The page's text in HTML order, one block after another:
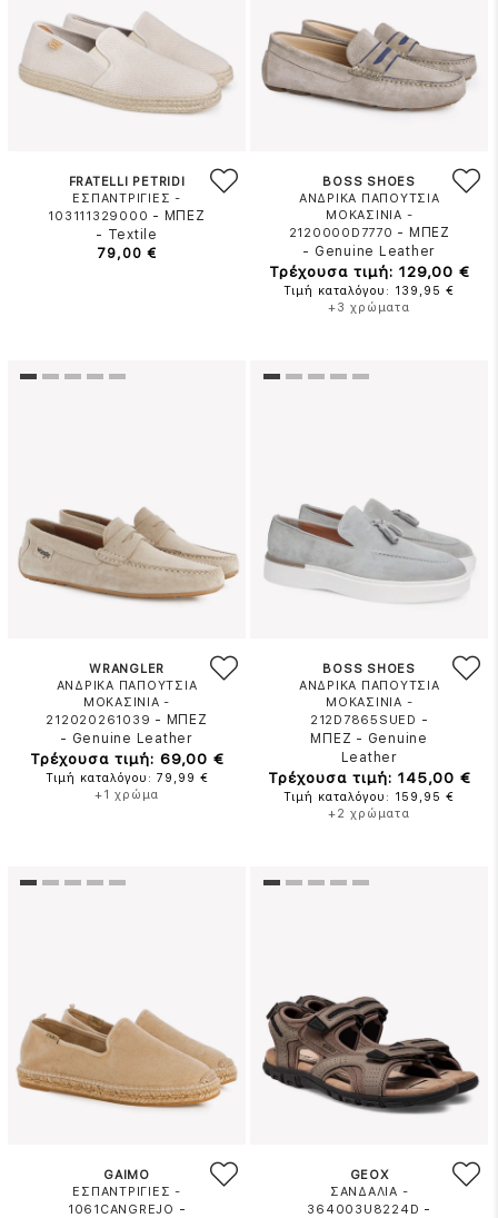
FRATELLI PETRIDI
ΕΣΠΑΝΤΡΙΓΙΕΣ -
103111329000 - ΜΠΕΖ
- Textile
79,00 €
BOSS SHOES
ΑΝΔΡΙΚΑ ΠΑΠΟΥΤΣΙΑ
ΜΟΚΑΣΙΝΙΑ -
2120000D7770 - ΜΠΕΖ
- Genuine Leather
Τρέχουσα τιμή: 129,00 €
Τιμή καταλόγου: 139,95 €
+3 χρώματα
WRANGLER
ΑΝΔΡΙΚΑ ΠΑΠΟΥΤΣΙΑ
ΜΟΚΑΣΙΝΙΑ -
212020261039 - ΜΠΕΖ
- Genuine Leather
Τρέχουσα τιμή: 69,00 €
Τιμή καταλόγου: 79,99 €
+1 χρώμα
BOSS SHOES
ΑΝΔΡΙΚΑ ΠΑΠΟΥΤΣΙΑ
ΜΟΚΑΣΙΝΙΑ -
212D7865SUED -
ΜΠΕΖ - Genuine
Leather
Τρέχουσα τιμή: 145,00 €
Τιμή καταλόγου: 159,95 €
+2 χρώματα
GAIMO
ΕΣΠΑΝΤΡΙΓΙΕΣ -
1061CANGREJO -
GEOX
ΣΑΝΔΑΛΙΑ -
364003U8224D -